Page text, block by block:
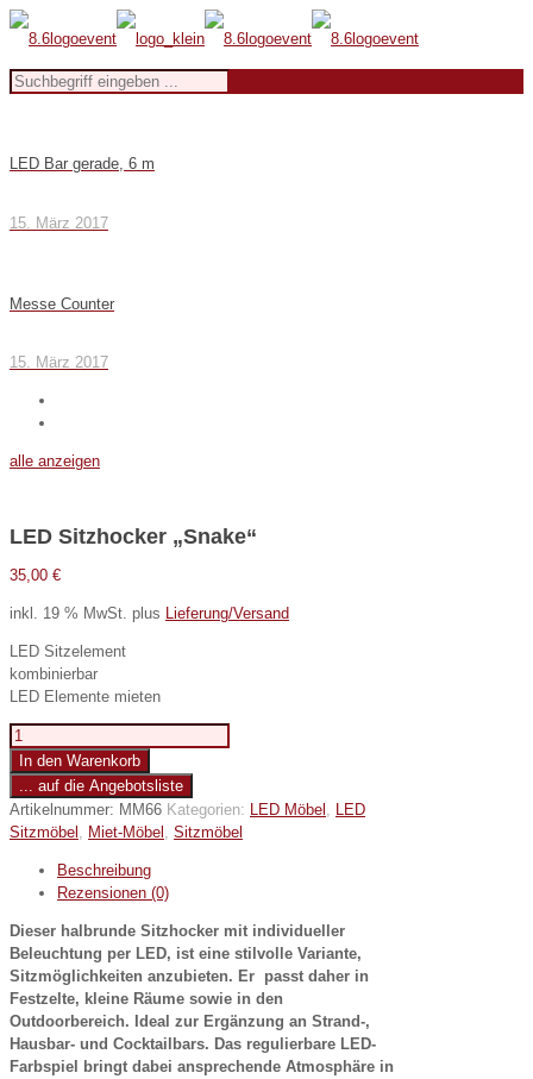
LED Bar gerade, 6 m
15. März 2017
Messe Counter
15. März 2017
alle anzeigen
LED Sitzhocker „Snake“
35,00 €
inkl. 19 % MwSt. plus Lieferung/Versand
LED Sitzelement
kombinierbar
LED Elemente mieten
LED
Sitzhocker
"Snake"
Menge
In den Warenkorb
... auf die Angebotsliste
Artikelnummer: MM66 Kategorien: LED Möbel , LED
Sitzmöbel , Miet-Möbel , Sitzmöbel
Beschreibung
Rezensionen (0)
Dieser halbrunde Sitzhocker mit individueller
Beleuchtung per LED, ist eine stilvolle Variante,
Sitzmöglichkeiten anzubieten. Er passt daher in
Festzelte, kleine Räume sowie in den
Outdoorbereich. Ideal zur Ergänzung an Strand-,
Hausbar- und Cocktailbars. Das regulierbare LED-
Farbspiel bringt dabei ansprechende Atmosphäre in